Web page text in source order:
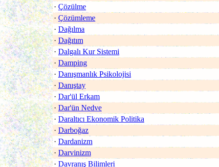
· Çözülme
· Çözümleme
· Dağılma
· Dağıtım
· Dalgalı Kur Sistemi
· Damping
· Danışmanlık Psikolojisi
· Danıştay
· Dar'ül Erkam
· Dar'ün Nedve
· Daraltıcı Ekonomik Politika
· Darboğaz
· Dardanizm
· Darvinizm
· Davranış Bilimleri